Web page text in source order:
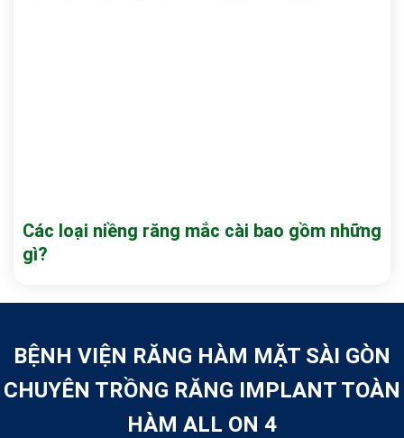
Các loại niềng răng mắc cài bao gồm những
gì?
BỆNH VIỆN RĂNG HÀM MẶT SÀI GÒN
CHUYÊN TRỒNG RĂNG IMPLANT TOÀN
HÀM ALL ON 4